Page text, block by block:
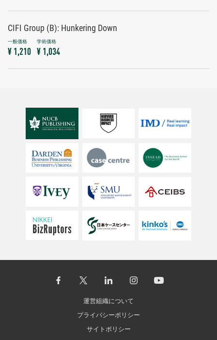
CIFI Group (B): Hunkering Down
¥ 1,210 ¥ 1,034
運営組織について
プライバシーポリシー
サイトポリシー